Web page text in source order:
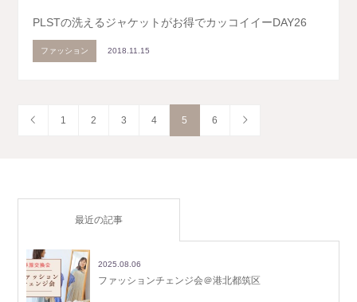
PLSTの洗えるジャケットがお得でカッコイイーDAY26
ファッション 2018.11.15
1 2 3 4 5 6
最近の記事
2025.08.06
ファッションチェンジ会＠港北都筑区